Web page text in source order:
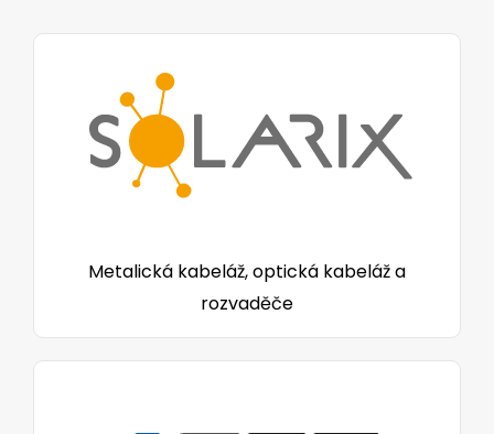
Metalická kabeláž, optická kabeláž a
rozvaděče